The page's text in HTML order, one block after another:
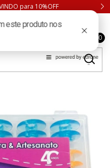
para 10%OFF
0